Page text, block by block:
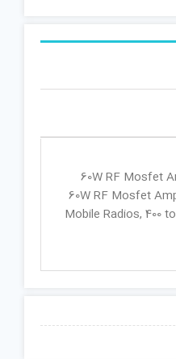
60W RF Mosfet
Mobile Radios, 400